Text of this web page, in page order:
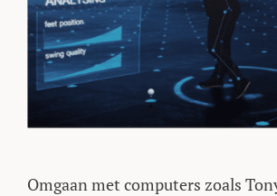
Omgaan met computers zoals